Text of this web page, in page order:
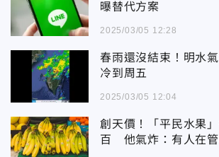
曝替代方案
2025/03/05 12:28
春雨還沒結束！明水
冷到周五
2025/03/05 12:04
創天價！「平民水果
百 他氣炸：有人在